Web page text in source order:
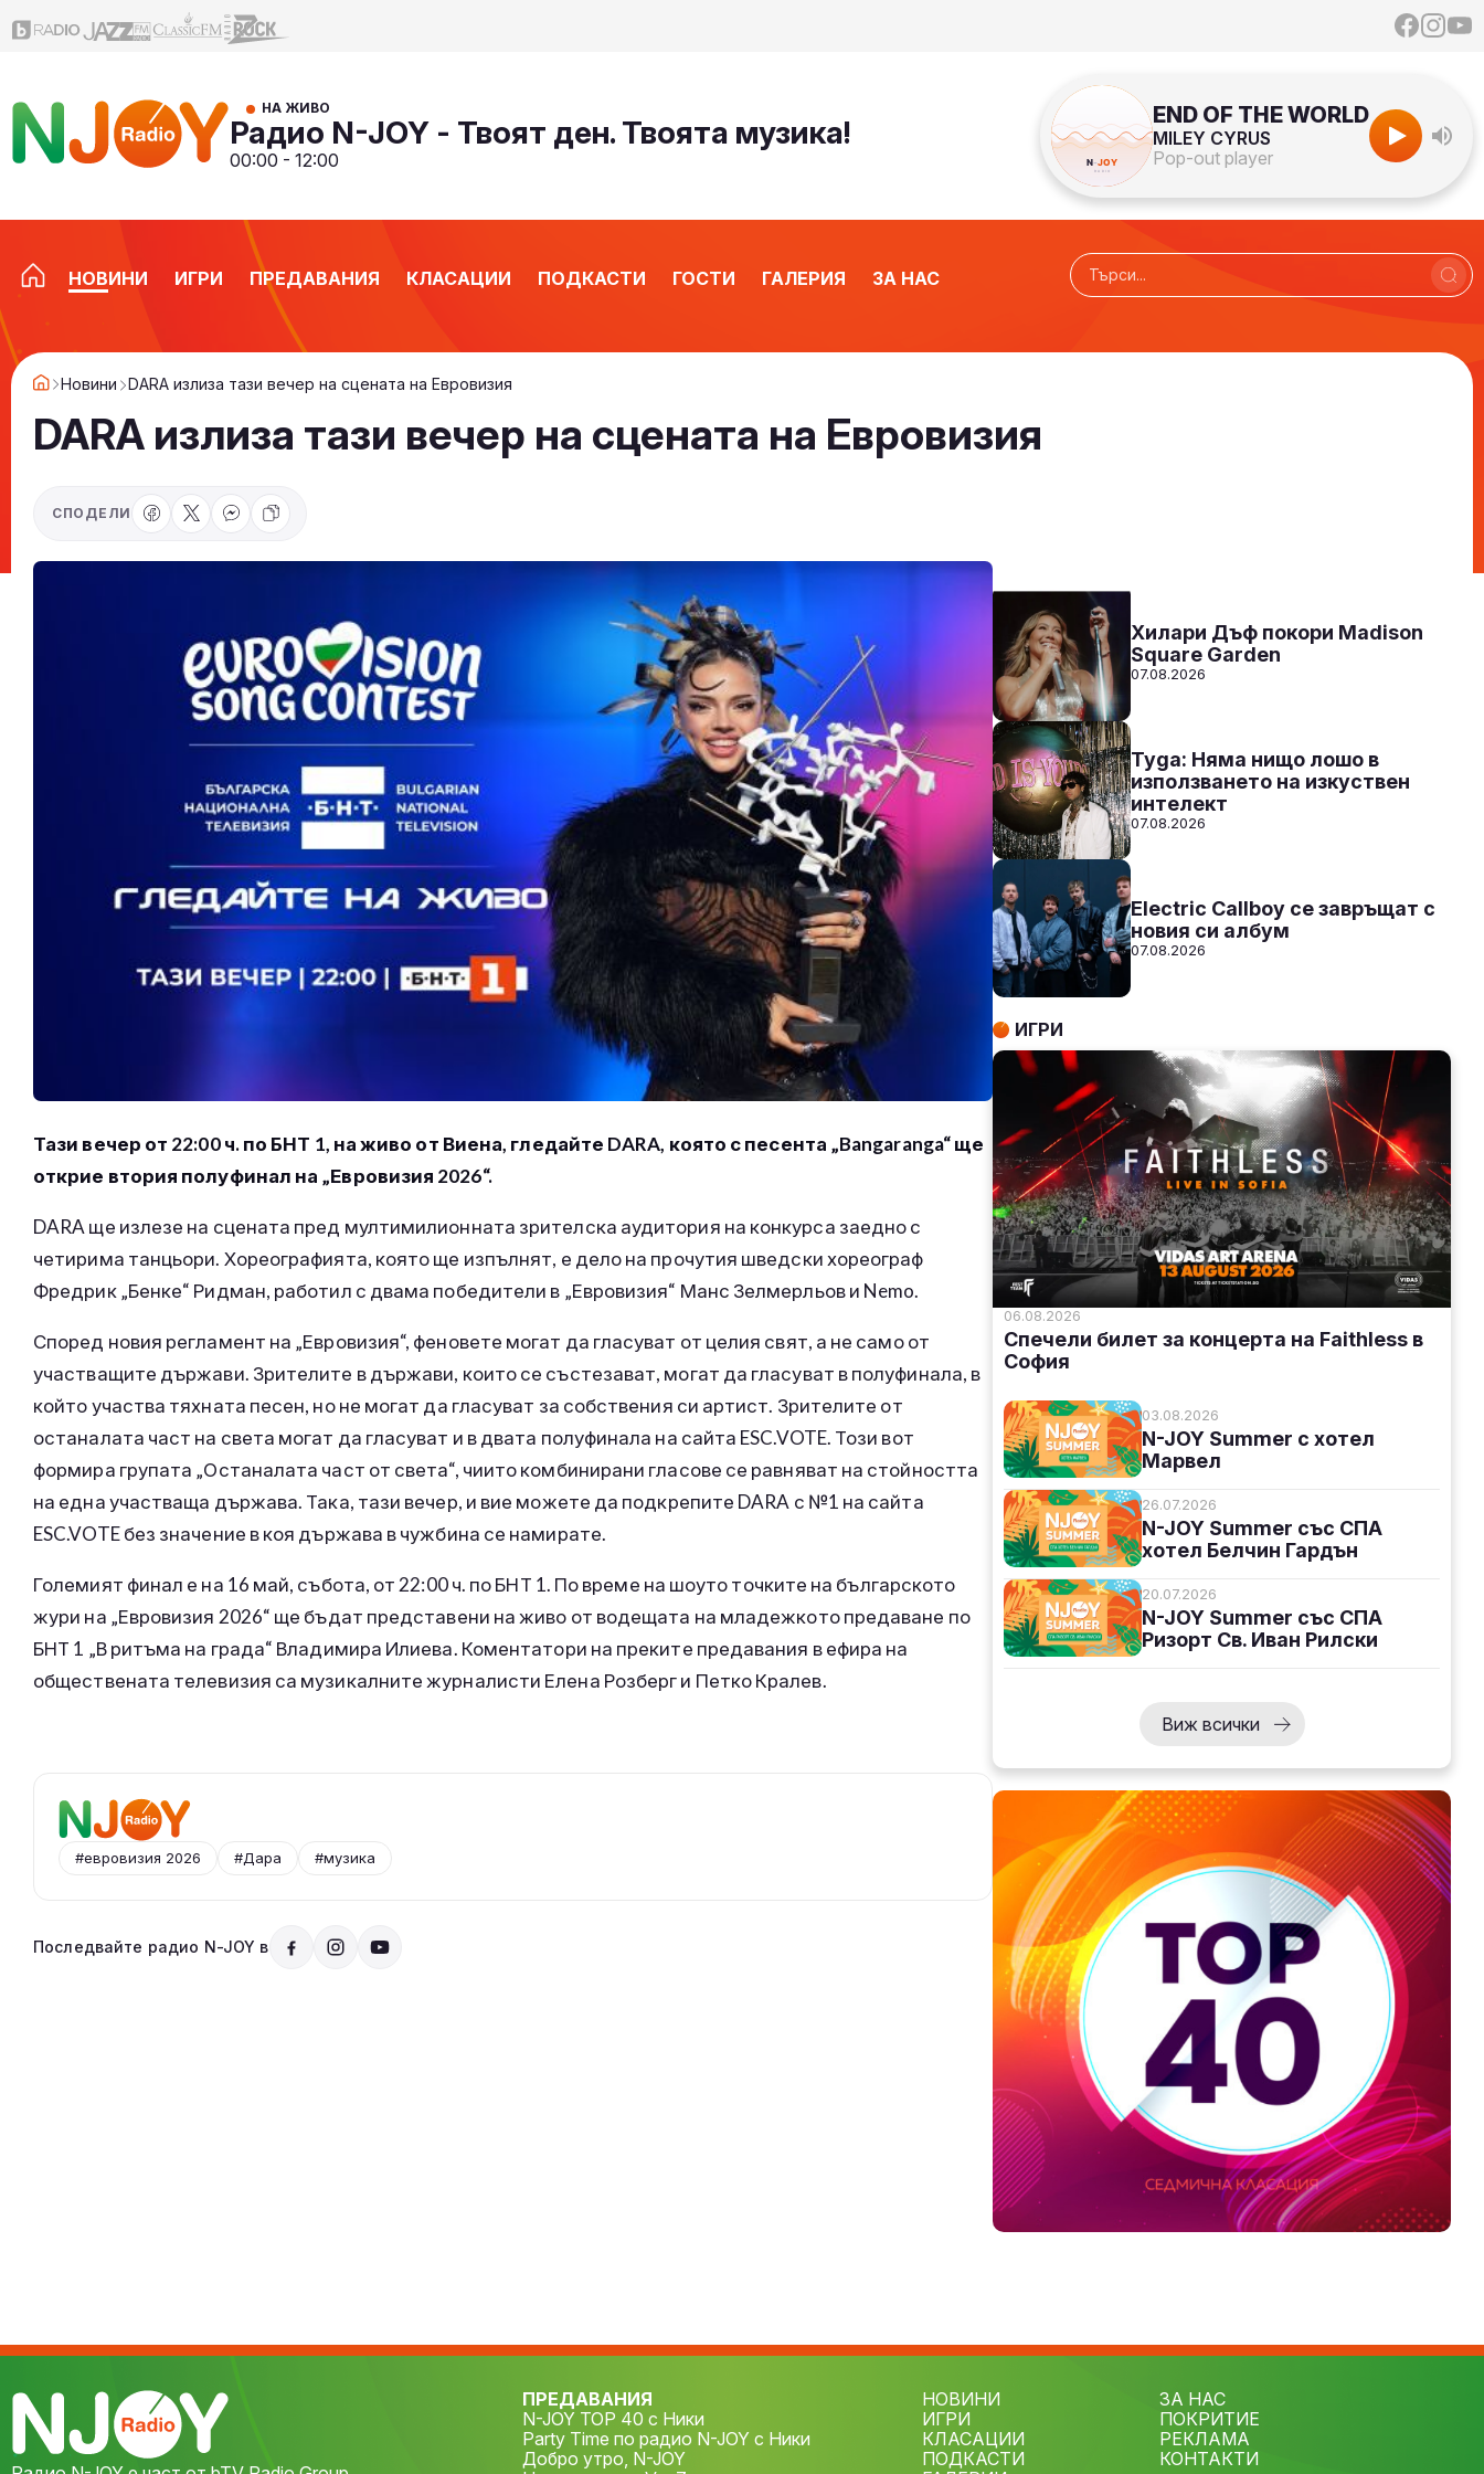
НА ЖИВО
Радио N-JOY - Твоят ден. Твоята музика!
00:00 - 12:00
END OF THE WORLD
MILEY CYRUS
Pop-out player
НОВИНИ ИГРИ ПРЕДАВАНИЯ КЛАСАЦИИ ПОДКАСТИ ГОСТИ ГАЛЕРИЯ ЗА НАС
Новини DARA излиза тази вечер на сцената на Евровизия
DARA излиза тази вечер на сцената на Евровизия
СПОДЕЛИ
Тази вечер от 22:00 ч. по БНТ 1, на живо от Виена, гледайте DARA, която с песента „Bangaranga“ ще
открие втория полуфинал на „Евровизия 2026“.
DARA ще излезе на сцената пред мултимилионната зрителска аудитория на конкурса заедно с
четирима танцьори. Хореографията, която ще изпълнят, е дело на прочутия шведски хореограф
Фредрик „Бенке“ Ридман, работил с двама победители в „Евровизия“ Манс Зелмерльов и Nemo.
Според новия регламент на „Евровизия“, феновете могат да гласуват от целия свят, а не само от
участващите държави. Зрителите в държави, които се състезават, могат да гласуват в полуфинала, в
който участва тяхната песен, но не могат да гласуват за собствения си артист. Зрителите от
останалата част на света могат да гласуват и в двата полуфинала на сайта ESC.VOTE. Този вот
формира групата „Останалата част от света“, чиито комбинирани гласове се равняват на стойността
на една участваща държава. Така, тази вечер, и вие можете да подкрепите DARA с №1 на сайта
ESC.VOTE без значение в коя държава в чужбина се намирате.
Големият финал е на 16 май, събота, от 22:00 ч. по БНТ 1. По време на шоуто точките на българското
жури на „Евровизия 2026“ ще бъдат представени на живо от водещата на младежкото предаване по
БНТ 1 „В ритъма на града“ Владимира Илиева. Коментатори на преките предавания в ефира на
обществената телевизия са музикалните журналисти Елена Розберг и Петко Кралев.
#евровизия 2026 #Дара #музика
Последвайте радио N-JOY в
СЛУШАЙ
Хилари Дъф покори Madison
Square Garden
07.08.2026
Tyga: Няма нищо лошо в
използването на изкуствен
интелект
07.08.2026
Electric Callboy се завръщат с
новия си албум
07.08.2026
ИГРИ
06.08.2026
Спечели билет за концерта на Faithless в
София
03.08.2026
N-JOY Summer с хотел
Марвел
26.07.2026
N-JOY Summer със СПА
хотел Белчин Гардън
20.07.2026
N-JOY Summer със СПА
Ризорт Св. Иван Рилски
Виж всички
ПРЕДАВАНИЯ
N-JOY TOP 40 с Ники
Party Time по радио N-JOY с Ники
Добро утро, N-JOY
НОВИНИ
ИГРИ
КЛАСАЦИИ
ПОДКАСТИ
ЗА НАС
ПОКРИТИЕ
РЕКЛАМА
КОНТАКТИ